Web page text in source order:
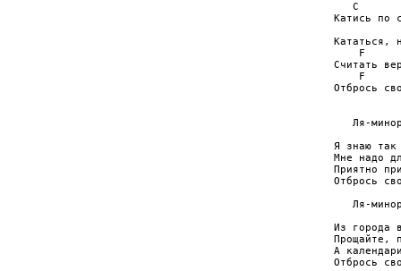
C
Катись по
Кататься,
F
Считать
F
Отбрось
Ля-
Я знаю так
Мне надо
Приятно
Отбрось
Ля-
Из города
Прощайте,
А
Отбрось